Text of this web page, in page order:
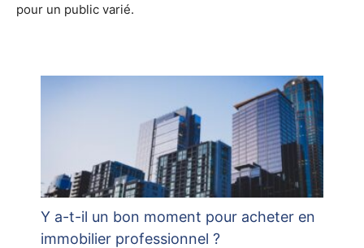
pour un public varié.
Y a-t-il un bon moment pour acheter en
immobilier professionnel ?